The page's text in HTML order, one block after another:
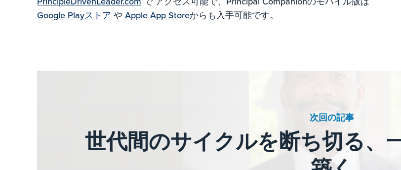
Google Playストア やApple App Storeからも入手可能です。
次回の記事
世代間のサイクルを断ち切る、